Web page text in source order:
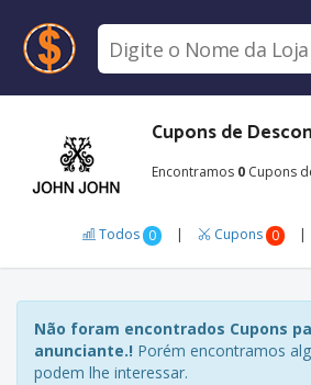
Cupons de
Encontramos 0Cupons
Todos 0 | Cupons 0 |
Não foram encontrados Cupons
anunciante.! Porém encontramos
podem lhe interessar.